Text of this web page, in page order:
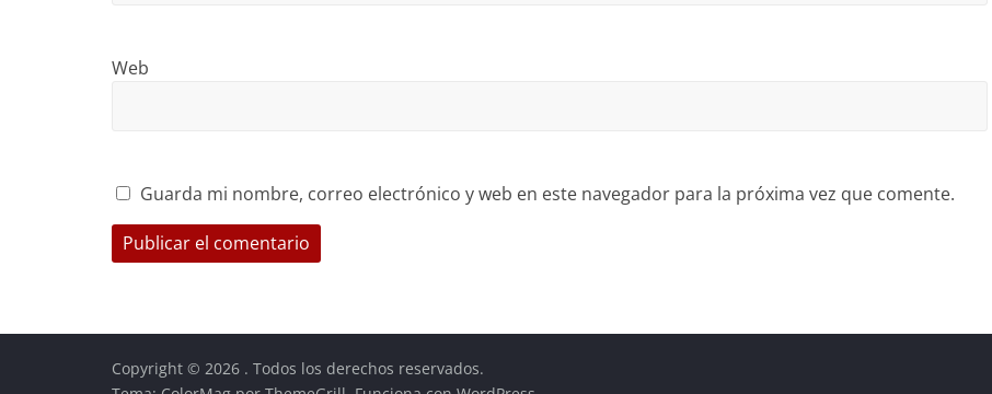
Web
Guarda mi nombre, correo electrónico y web en este navegador para la próxima vez que comente.
Copyright © 2026 . Todos los derechos reservados.